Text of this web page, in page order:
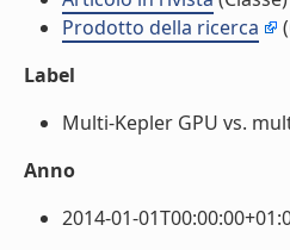
Prodotto della ricerca
Label
Multi-Kepler GPU vs.
Anno
2014-01-